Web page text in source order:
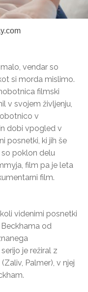
vendar so
si morda mislimo.
filmski
v svojem življenju,
v
dobi vpogled v
posnetki, ki jih še
poklon delu
film pa je leta
film.
videnimi posnetki
od
je režiral z
Palmer), v njej